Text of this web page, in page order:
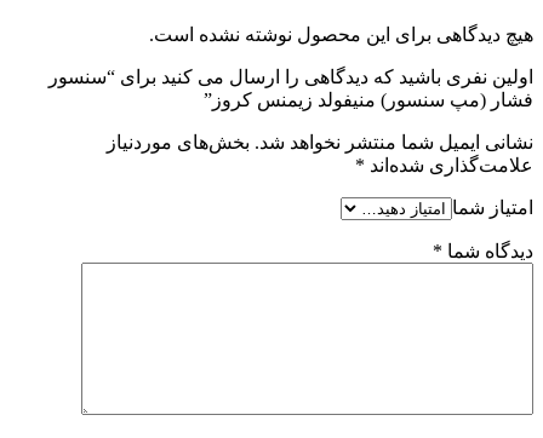
هیچ دیدگاهی برای این محصول نوشته نشده است.
اولین نفری باشید که دیدگاهی را ارسال می کنید برای “سنسور
فشار (مپ سنسور) منیفولد زیمنس کروز”
نشانی ایمیل شما منتشر نخواهد شد. بخش‌های موردنیاز
علامت‌گذاری شده‌اند *
امتیاز شما
دیدگاه شما *